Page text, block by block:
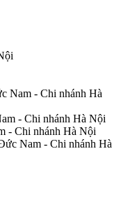
Nam - Chi nhánh Hà
- Chi nhánh Hà Nội
- Chi nhánh Hà Nội
Nam - Chi nhánh Hà